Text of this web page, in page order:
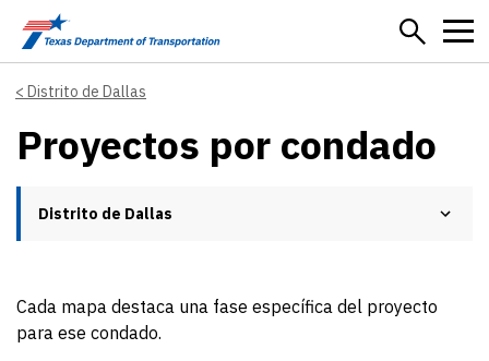
Skip to main content
Distrito de Dallas
Proyectos por condado
Distrito de Dallas
Cada mapa destaca una fase específica del proyecto
para ese condado.